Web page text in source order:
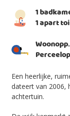
1
1 apart
Een heerlijke,
dateert van 2006,
achtertuin.